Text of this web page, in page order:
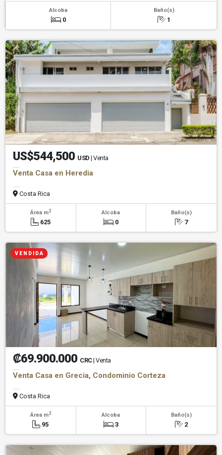
Alcoba
0
Baño(s)
1
US$544,500 USD | Venta
Venta Casa en Heredia
Costa Rica
Área m2
625
Alcoba
0
Baño(s)
7
V E N D I D A
₡69.900.000 CRC| Venta
Venta Casa en Grecia, Condominio Corteza
Costa Rica
Área m2
95
Alcoba
3
Baño(s)
2